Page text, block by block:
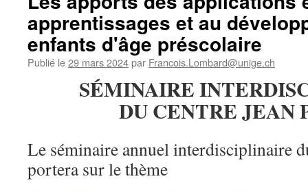
apprentissages et au
enfants d'âge préscolaire
Publié le29 mars 2024par Francois.Lombard@unige.ch
SÉMINAIRE
DU CENTRE JEAN
Le séminaire annuel interdisciplinaire
portera sur le thème